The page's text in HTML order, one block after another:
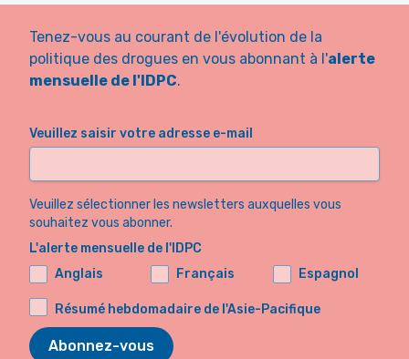
Tenez-vous au courant de l'évolution de la
politique des drogues en vous abonnant à l'alerte
mensuelle de l'IDPC.
Veuillez saisir votre adresse e-mail
Veuillez sélectionner les newsletters auxquelles vous
souhaitez vous abonner.
L'alerte mensuelle de l'IDPC
Anglais
Français Espagnol
Résumé hebdomadaire de l'Asie-Pacifique
Abonnez-vous